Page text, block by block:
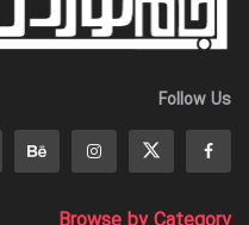
Follow Us